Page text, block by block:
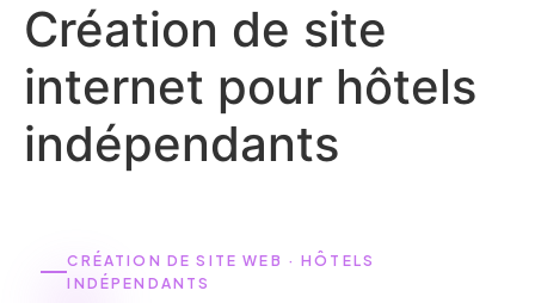
Création de site
internet pour hôtels
indépendants
CRÉATION DE SITE WEB · HÔTELS
INDÉPENDANTS